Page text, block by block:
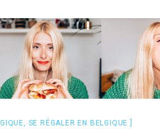
, SE RÉGALER EN BELGIQUE